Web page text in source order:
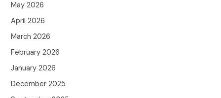
May 2026
April 2026
March 2026
February 2026
January 2026
December 2025